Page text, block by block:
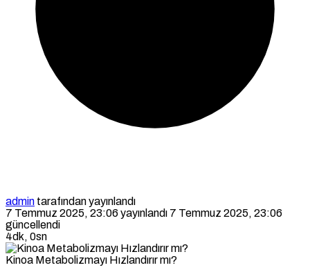
admin tarafından yayınlandı
7 Temmuz 2025, 23:06 yayınlandı 7 Temmuz 2025, 23:06
güncellendi
4dk, 0sn
Kinoa Metabolizmayı Hızlandırır mı?